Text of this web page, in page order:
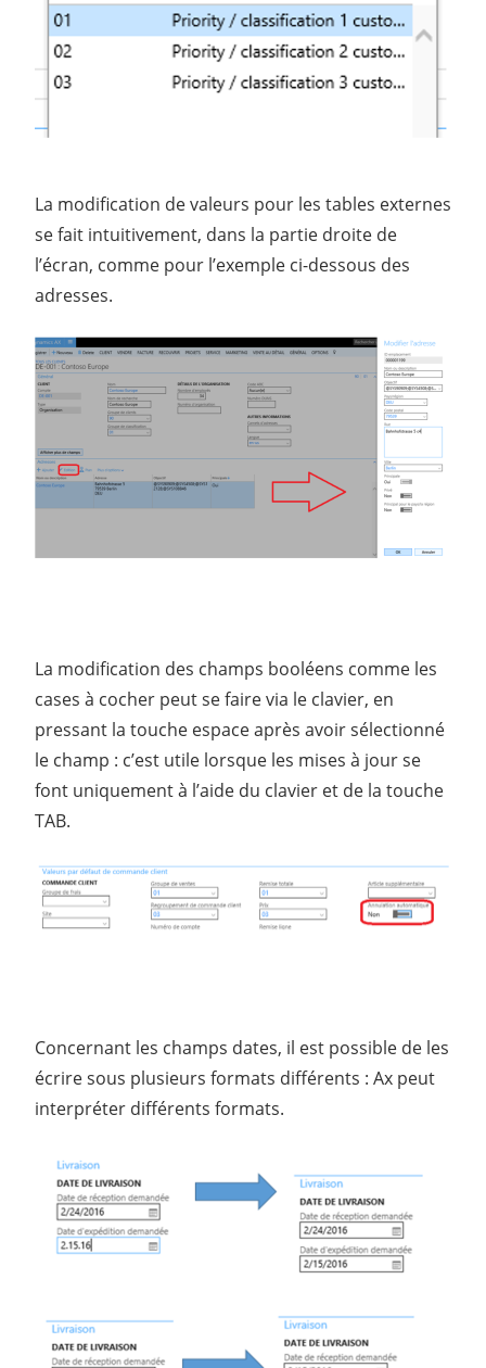
La modification de valeurs pour les tables externes
se fait intuitivement, dans la partie droite de
l’écran, comme pour l’exemple ci-dessous des
adresses.
La modification des champs booléens comme les
cases à cocher peut se faire via le clavier, en
pressant la touche espace après avoir sélectionné
le champ : c’est utile lorsque les mises à jour se
font uniquement à l’aide du clavier et de la touche
TAB.
Concernant les champs dates, il est possible de les
écrire sous plusieurs formats différents : Ax peut
interpréter différents formats.